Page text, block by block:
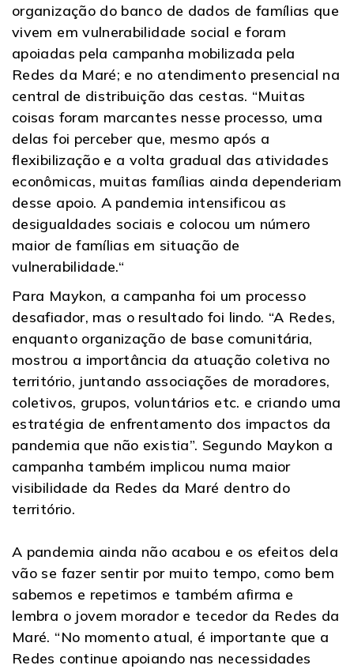
organização do banco de dados de famílias que
vivem em vulnerabilidade social e foram
apoiadas pela campanha mobilizada pela
Redes da Maré; e no atendimento presencial na
central de distribuição das cestas. “Muitas
coisas foram marcantes nesse processo, uma
delas foi perceber que, mesmo após a
flexibilização e a volta gradual das atividades
econômicas, muitas famílias ainda dependeriam
desse apoio. A pandemia intensificou as
desigualdades sociais e colocou um número
maior de famílias em situação de
vulnerabilidade.“
Para Maykon, a campanha foi um processo
desafiador, mas o resultado foi lindo. “A Redes,
enquanto organização de base comunitária,
mostrou a importância da atuação coletiva no
território, juntando associações de moradores,
coletivos, grupos, voluntários etc. e criando uma
estratégia de enfrentamento dos impactos da
pandemia que não existia”. Segundo Maykon a
campanha também implicou numa maior
visibilidade da Redes da Maré dentro do
território.
A pandemia ainda não acabou e os efeitos dela
vão se fazer sentir por muito tempo, como bem
sabemos e repetimos e também afirma e
lembra o jovem morador e tecedor da Redes da
Maré. “No momento atual, é importante que a
Redes continue apoiando nas necessidades